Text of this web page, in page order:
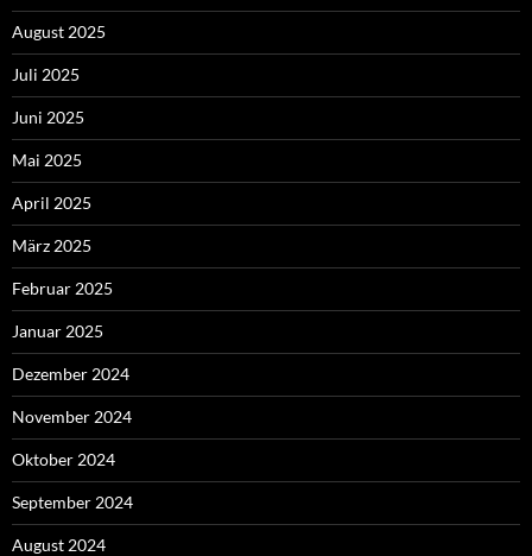
August 2025
Juli 2025
Juni 2025
Mai 2025
April 2025
März 2025
Februar 2025
Januar 2025
Dezember 2024
November 2024
Oktober 2024
September 2024
August 2024